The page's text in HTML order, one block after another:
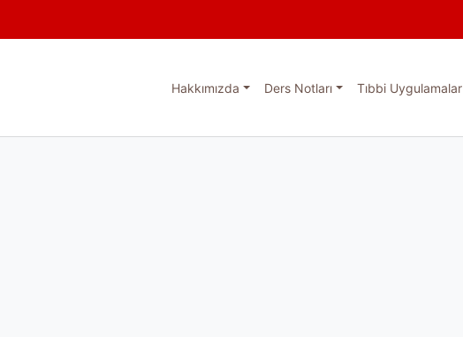
Hakkımızda Ders Notları Tıbbi Uygulamalar